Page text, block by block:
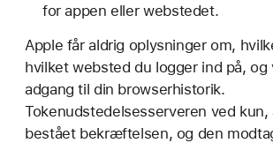
for appen eller webstedet.
Apple får aldrig oplysninger om,
hvilket websted du logger ind på, og
adgang til din browserhistorik.
Tokenudstedelsesserveren ved kun,
bestået bekræftelsen, og den